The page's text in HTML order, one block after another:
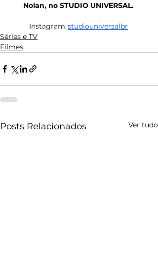
Nolan, no STUDIO UNIVERSAL.
Instagram: studiouniversalbr
Séries e TV
Filmes
Posts Relacionados Ver tudo